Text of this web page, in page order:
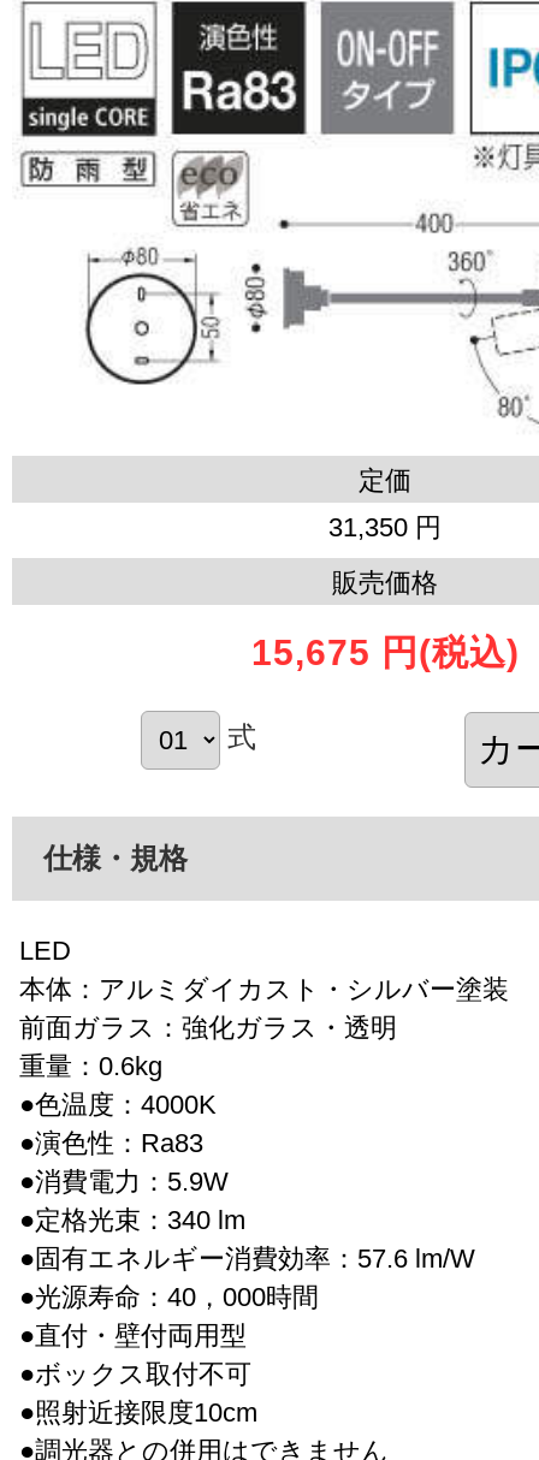
定価
31,350 円
販売価格
15,675 円 (税込)
式
仕様・規格
LED
本体：アルミダイカスト・シルバー塗装
前面ガラス：強化ガラス・透明
重量：0.6kg
●色温度：4000K
●演色性：Ra83
●消費電力：5.9W
●定格光束：340 lm
●固有エネルギー消費効率：57.6 lm/W
●光源寿命：40，000時間
●直付・壁付両用型
●ボックス取付不可
●照射近接限度10cm
●調光器との併用はできません